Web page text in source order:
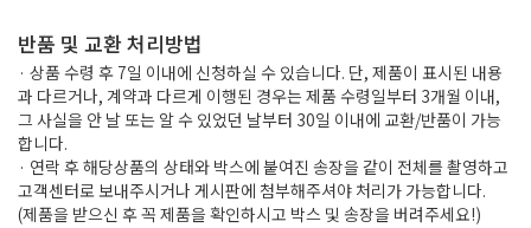
반품 및 교환 처리방법
· 상품 수령 후 7일 이내에 신청하실 수 있습니다. 단, 제품이 표시된 내용
과 다르거나, 계약과 다르게 이행된 경우는 제품 수령일부터 3개월 이내,
그 사실을 안 날 또는 알 수 있었던 날부터 30일 이내에 교환/반품이 가능
합니다.
· 연락 후 해당상품의 상태와 박스에 붙여진 송장을 같이 전체를 촬영하고
고객센터로 보내주시거나 게시판에 첨부해주셔야 처리가 가능합니다.
(제품을 받으신 후 꼭 제품을 확인하시고 박스 및 송장을 버려주세요!)